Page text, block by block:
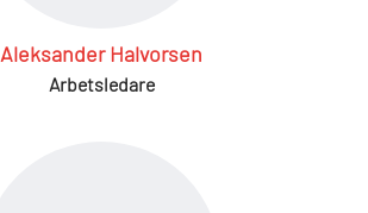
Aleksander Halvorsen
Arbetsledare